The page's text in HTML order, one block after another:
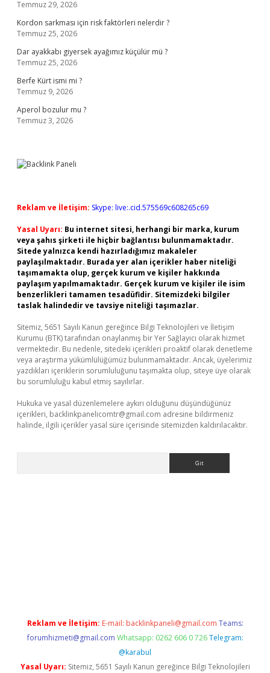
Temmuz 29, 2026
Kordon sarkması için risk faktörleri nelerdir ?
Temmuz 25, 2026
Dar ayakkabı giyersek ayağımız küçülür mü ?
Temmuz 25, 2026
Berfe Kürt ismi mi ?
Temmuz 9, 2026
Aperol bozulur mu ?
Temmuz 3, 2026
Reklam ve İletişim: Skype: live:.cid.575569c608265c69
Yasal Uyarı: Bu internet sitesi, herhangi bir marka, kurum
veya şahıs şirketi ile hiçbir bağlantısı bulunmamaktadır.
Sitede yalnızca kendi hazırladığımız makaleler
paylaşılmaktadır. Burada yer alan içerikler haber niteliği
taşımamakta olup, gerçek kurum ve kişiler hakkında
paylaşım yapılmamaktadır. Gerçek kurum ve kişiler ile isim
benzerlikleri tamamen tesadüfidir. Sitemizdeki bilgiler
taslak halindedir ve tavsiye niteliği taşımazlar.
Sitemiz, 5651 Sayılı Kanun gereğince Bilgi Teknolojileri ve İletişim
Kurumu (BTK) tarafından onaylanmış bir Yer Sağlayıcı olarak hizmet
vermektedir. Bu nedenle, sitedeki içerikleri proaktif olarak denetleme
veya araştırma yükümlülüğümüz bulunmamaktadır. Ancak, üyelerimiz
yazdıkları içeriklerin sorumluluğunu taşımakta olup, siteye üye olarak
bu sorumluluğu kabul etmiş sayılırlar.
Hukuka ve yasal düzenlemelere aykırı olduğunu düşündüğünüz
içerikleri, backlinkpanelicomtr@gmail.com adresine bildirmeniz
halinde, ilgili içerikler yasal süre içerisinde sitemizden kaldırılacaktır.
Reklam ve İletişim: E-mail: backlinkpaneli@gmail.com Teams:
forumhizmeti@gmail.com Whatsapp: 0262 606 0 726 Telegram:
@karabul
Yasal Uyarı: Sitemiz, 5651 Sayılı Kanun gereğince Bilgi Teknolojileri